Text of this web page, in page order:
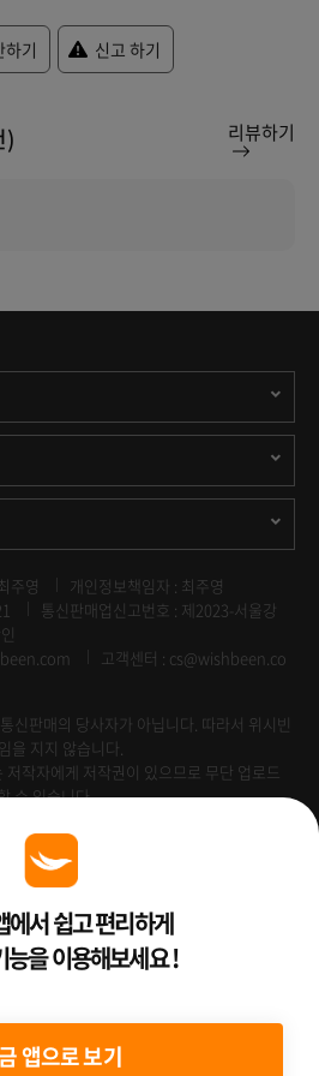
하기 신고 하기
) 리뷰하기
주영
개인정보책임자 : 최주영
통신판매업신고번호 : 제2023-서울강
고객센터 : cs@wishbeen.co
신판매의 당사자가 아닙니다. 따라서 위시빈
을 지지 않습니다.
작자에게 저작권이 있으므로 무단 업로드
수 있습니다.
에서 쉽고 편리하게
능을 이용해보세요 !
앱으로 보기